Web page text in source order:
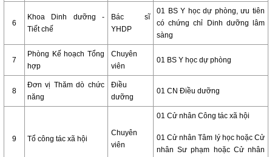
6
Khoa Dinh dưỡng -
Tiết chế
Bác sĩ
YHDP
01 BS Y học dự phòng, ưu tiên
có chứng chỉ Dinh dưỡng lâm
sàng
7
Phòng Kế hoạch Tổng
hợp
Chuyên
viên
01 BS Y học dự phòng
8
Đơn vị Thăm dò chức
năng
Điều
dưỡng
01 CN Điều dưỡng
9 Tổ công tác xã hội
Chuyên
viên
01 Cử nhân Công tác xã hội
01 Cử nhân Tâm lý học hoặc Cử
nhân Sư phạm hoặc Cử nhân